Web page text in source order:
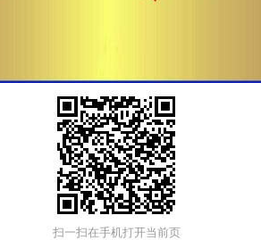
扫一扫在手机打开当前页